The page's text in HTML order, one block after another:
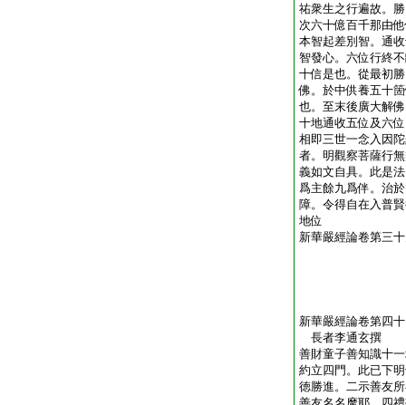
祐衆生之行遍故。
次六十億百千那由
本智起差別智。通
智發心。六位行終
十信是也。從最初
佛。於中供養五十
也。至末後廣大解
十地通收五位及六
相即三世一念入因
者。明觀察菩薩行
義如文自具。此是
爲主餘九爲伴。治
障。令得自在入普
地位
新華嚴經論卷第三
新華嚴經論卷第四十
長者李通玄撰
善財童子善知識十
約立四門。此已下
徳勝進。二示善友